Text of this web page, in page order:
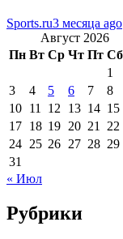
Sports.ru3 месяца ago
Август 2026
Пн Вт Ср Чт Пт Сб
1
3
4 5 6 7 8
10 11 12 13 14 15
17 18 19 20 21 22
24 25 26 27 28 29
31
« Июл
Рубрики